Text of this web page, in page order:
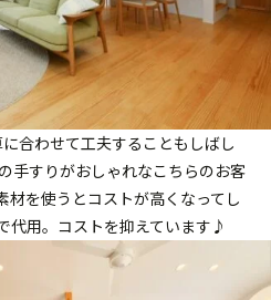
合わせて工夫することもしばし
手すりがおしゃれなこちらのお客
材を使うとコストが高くなってし
代用。コストを抑えています♪